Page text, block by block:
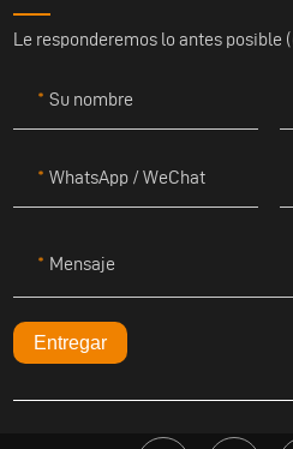
Le responderemos lo antes posible
Su nombre
WhatsApp / WeChat
Mensaje
Entregar